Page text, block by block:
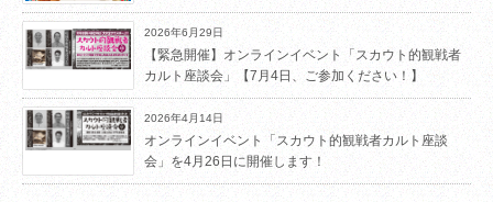
2026年6月29日
【緊急開催】オンラインイベント「スカウト的観戦者
カルト座談会」【7月4日、ご参加ください！】
2026年4月14日
オンラインイベント「スカウト的観戦者カルト座談
会」を4月26日に開催します！